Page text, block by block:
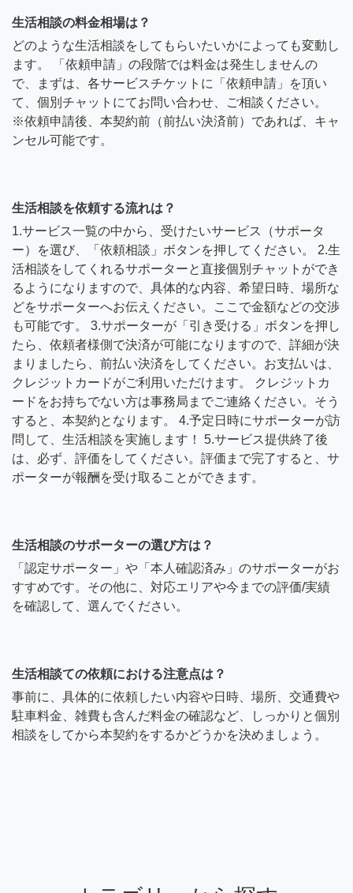
生活相談の料金相場は？
どのような生活相談をしてもらいたいかによっても変動し
ます。 「依頼申請」の段階では料金は発生しませんの
で、まずは、各サービスチケットに「依頼申請」を頂い
て、個別チャットにてお問い合わせ、ご相談ください。
※依頼申請後、本契約前（前払い決済前）であれば、キャ
ンセル可能です。
生活相談を依頼する流れは？
1.サービス一覧の中から、受けたいサービス（サポータ
ー）を選び、「依頼相談」ボタンを押してください。 2.生
活相談をしてくれるサポーターと直接個別チャットができ
るようになりますので、具体的な内容、希望日時、場所な
どをサポーターへお伝えください。ここで金額などの交渉
も可能です。 3.サポーターが「引き受ける」ボタンを押し
たら、依頼者様側で決済が可能になりますので、詳細が決
まりましたら、前払い決済をしてください。お支払いは、
クレジットカードがご利用いただけます。 クレジットカ
ードをお持ちでない方は事務局までご連絡ください。そう
すると、本契約となります。 4.予定日時にサポーターが訪
問して、生活相談を実施します！ 5.サービス提供終了後
は、必ず、評価をしてください。評価まで完了すると、サ
ポーターが報酬を受け取ることができます。
生活相談のサポーターの選び方は？
「認定サポーター」や「本人確認済み」のサポーターがお
すすめです。その他に、対応エリアや今までの評価/実績
を確認して、選んでください。
生活相談ての依頼における注意点は？
事前に、具体的に依頼したい内容や日時、場所、交通費や
駐車料金、雑費も含んだ料金の確認など、しっかりと個別
相談をしてから本契約をするかどうかを決めましょう。